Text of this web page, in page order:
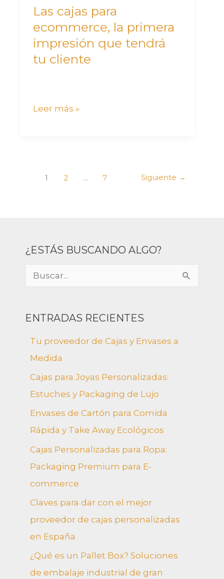
¿ESTÁS BUSCANDO ALGO?
s
p
ENTRADAS RECIENTES
Tu proveedor de Cajas y Envases a
Medida
Cajas para Joyas Personalizadas:
Estuches y Packaging de Lujo
Envases de Cartón para Comida
Rápida y Take Away Ecológicos
Cajas Personalizadas para Ropa:
Packaging Premium para E-
commerce
Claves para dar con el mejor
proveedor de cajas personalizadas
en España
¿Qué es un Pallet Box? Soluciones
de embalaje industrial de gran
Las cajas para
ecommerce, la primera
impresión que tendrá
tu cliente
tendrá
cliente
Leer más »
1 2 … 7 Siguiente →